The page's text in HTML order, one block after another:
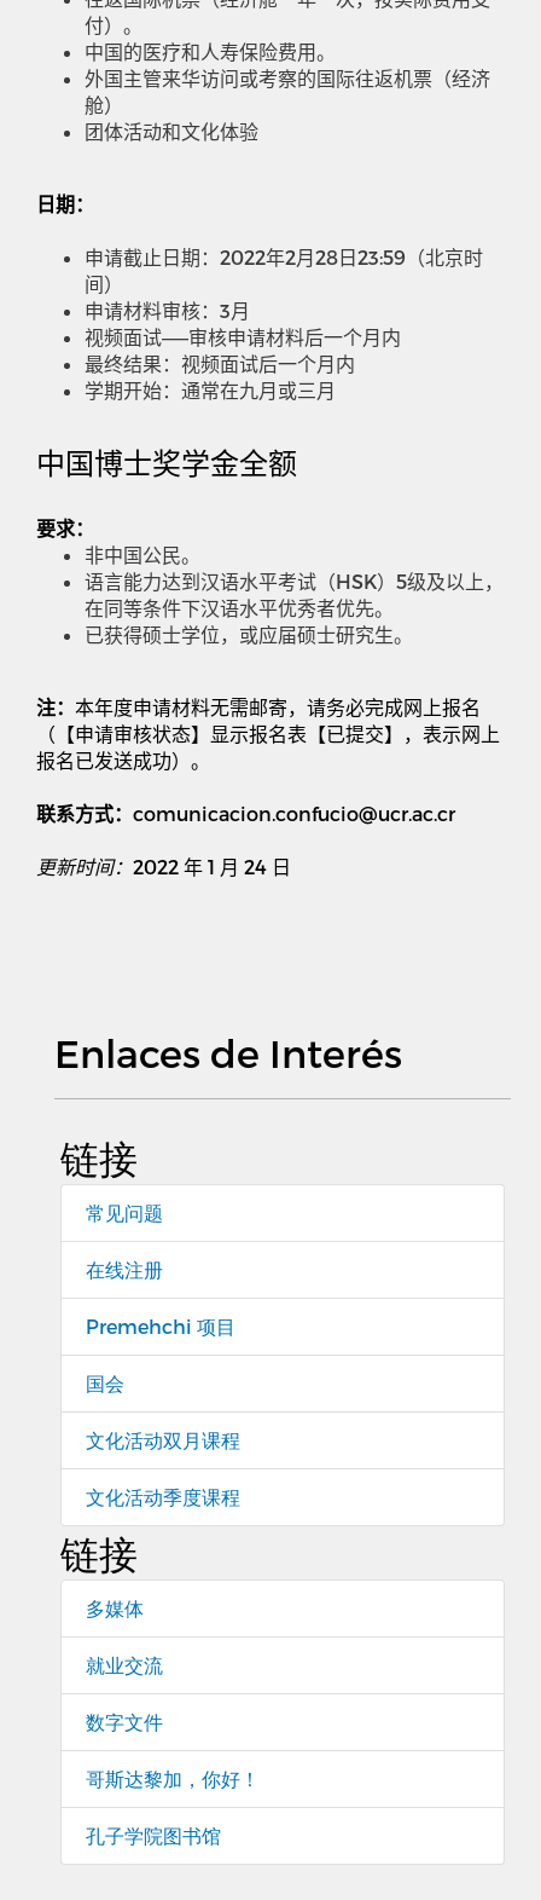
付）。
中国的医疗和人寿保险费用。
外国主管来华访问或考察的国际往返机票（经济
舱）
团体活动和文化体验
日期：
申请截止日期： 2022年2月 28 日 23:59 （北京时
间）
申请材料审核： 3月
视频面试——审核申请材料后一个月内
最终结果：视频面试后一个月内
学期开始：通常在九月或三月
中国博士奖学金全额
要求：
非中国公民。
语言能力达到汉语水平考试（HSK） 5级及以上，
在同等条件下汉语水平优秀者优先。
已获得硕士学位，或应届硕士研究生。
注： 本年度申请材料无需邮寄，请务必完成网上报名
（【申请审核状态】显示报名表【已提交】，表示网上
报名已发送成功）。
联系方式： comunicacion.confucio@ucr.ac.cr
更新时间： 2022 年 1 月 24 日
Enlaces de Interés
链接
常见问题
在线注册
Premehchi 项目
国会
文化活动双月课程
文化活动季度课程
链接
多媒体
就业交流
数字文件
哥斯达黎加，你好！
孔子学院图书馆